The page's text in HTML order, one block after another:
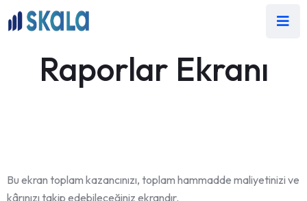
Raporlar Ekranı
Bu ekran toplam kazancınızı, toplam hammadde maliyetinizi ve
kârınızı takip edebileceğiniz ekrandır.